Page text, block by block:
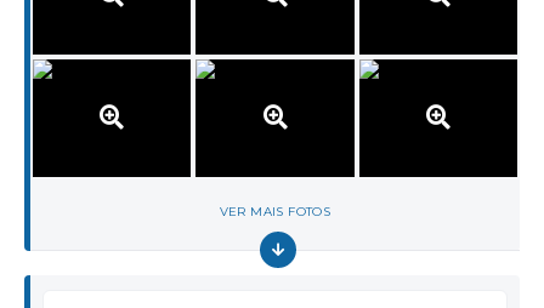
VER MAIS FOTOS